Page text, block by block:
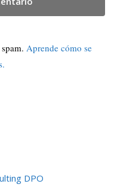
Aprende cómo se
DPO